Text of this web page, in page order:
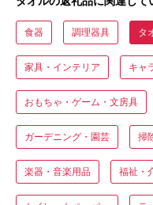
食器 調理器具 タ
家具・インテリア キャ
おもちゃ・ゲーム・文房具
ガーデニング・園芸 掃
楽器・音楽用品 福祉・